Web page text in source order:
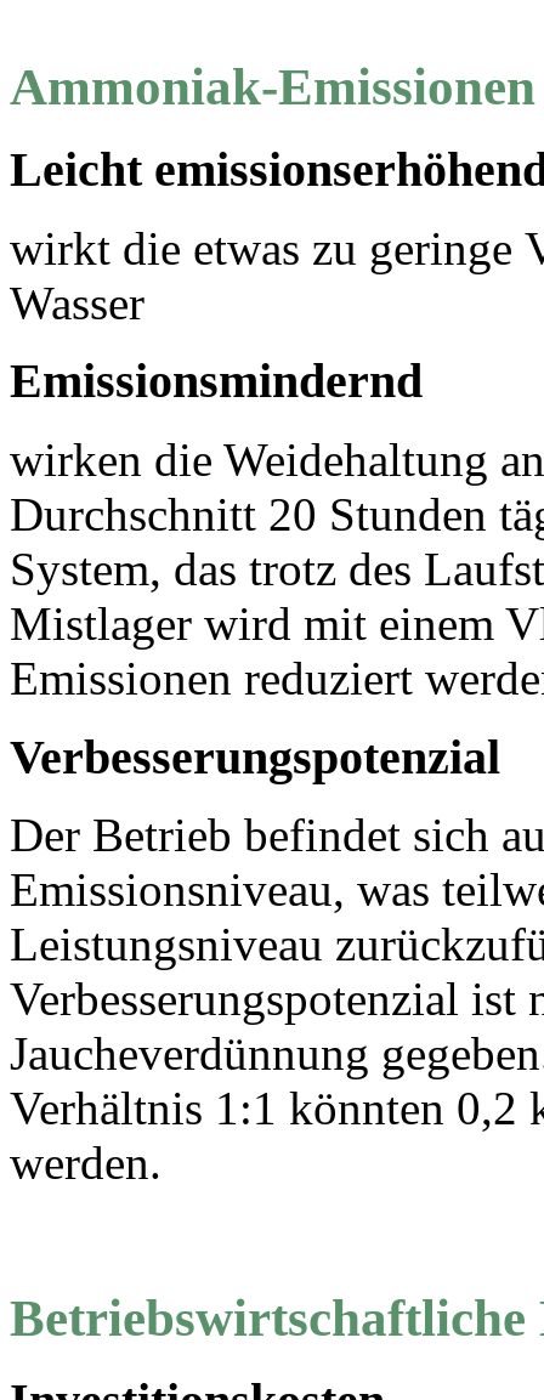
Ammoniak-Emissionen
Leicht
wirkt die etwas zu geringe
Wasser
Emissionsmindernd
wirken die Weidehaltung
Durchschnitt 20 Stunden
System, das trotz des
Mistlager wird mit einem
Emissionen reduziert
Verbesserungspotenzial
Der Betrieb befindet sich
Emissionsniveau, was
Leistungsniveau
Verbesserungspotenzial ist
Jaucheverdünnung
Verhältnis 1:1 könnten 0,2
werden.
Betriebswirtschaftliche